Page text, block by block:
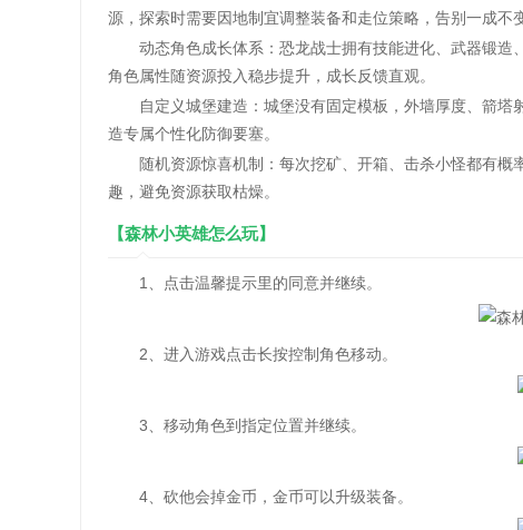
源，探索时需要因地制宜调整装备和走位策略，告别一成不
动态角色成长体系：恐龙战士拥有技能进化、武器锻造
角色属性随资源投入稳步提升，成长反馈直观。
自定义城堡建造：城堡没有固定模板，外墙厚度、箭塔
造专属个性化防御要塞。
随机资源惊喜机制：每次挖矿、开箱、击杀小怪都有概
趣，避免资源获取枯燥。
【森林小英雄怎么玩】
1、点击温馨提示里的同意并继续。
2、进入游戏点击长按控制角色移动。
3、移动角色到指定位置并继续。
4、砍他会掉金币，金币可以升级装备。